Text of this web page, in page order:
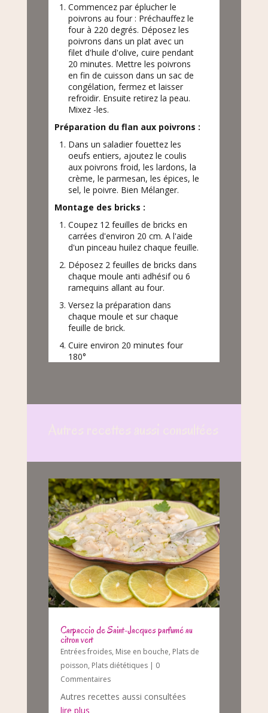
Commencez par éplucher le
poivrons au four : Préchauffez le
four à 220 degrés. Déposez les
poivrons dans un plat avec un
filet d'huile d'olive, cuire pendant
20 minutes. Mettre les poivrons
en fin de cuisson dans un sac de
congélation, fermez et laisser
refroidir. Ensuite retirez la peau.
Mixez -les.
Préparation du flan aux poivrons :
Dans un saladier fouettez les
oeufs entiers, ajoutez le coulis
aux poivrons froid, les lardons, la
crème, le parmesan, les épices, le
sel, le poivre. Bien Mélanger.
Montage des bricks :
Coupez 12 feuilles de bricks en
carrées d'environ 20 cm. A l'aide
d'un pinceau huilez chaque feuille.
Déposez 2 feuilles de bricks dans
chaque moule anti adhésif ou 6
ramequins allant au four.
Versez la préparation dans
chaque moule et sur chaque
feuille de brick.
Cuire environ 20 minutes four
180°
Carpaccio de Saint-Jacques parfumé au
citron vert
Entrées froides, Mise en bouche, Plats de
poisson, Plats diététiques| 0
Commentaires
Autres recettes aussi consultées
lire plus